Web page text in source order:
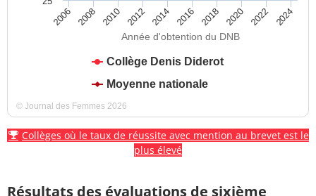
Année d'obtention du DNB
Collège Denis Diderot
Moyenne nationale
2006 2008 2010 2012 2014 2016 2018 2020 2022 2024
© Journal des Femmes 2026
Collèges où le taux de réussite avec mention au brevet est le
plus élevé
Résultats des évaluations de sixième